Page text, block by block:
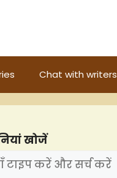
Chat with writers
खोजें